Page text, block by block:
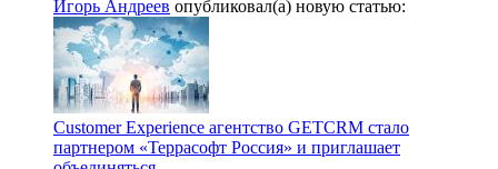
Игорь Андреев опубликовал(а) новую статью:
Customer Experience агентство GETCRM стало
партнером «Террасофт Россия» и приглашает